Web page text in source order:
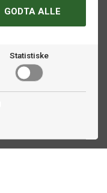
GODTA ALLE
Statistiske